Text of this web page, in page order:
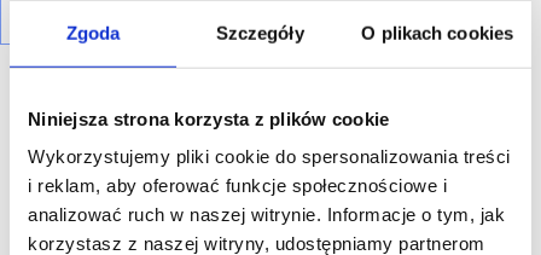
Zgoda Szczegóły O plikach cookies
Niniejsza strona korzysta z plików cookie
Wykorzystujemy pliki cookie do spersonalizowania treści
i reklam, aby oferować funkcje społecznościowe i
analizować ruch w naszej witrynie. Informacje o tym, jak
korzystasz z naszej witryny, udostępniamy partnerom
R E K L A M A